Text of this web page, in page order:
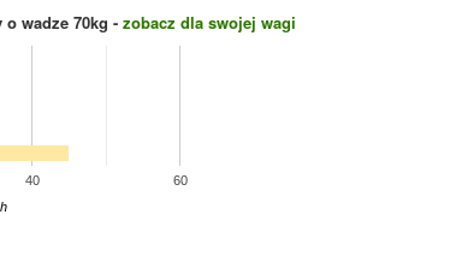
o wadze 70kg - zobacz dla swojej wagi
40 60